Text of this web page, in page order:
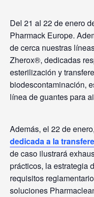
Del 21 al 22 de enero
Pharmack Europe.
de cerca nuestras
Zherox®, dedicadas
esterilización y
biodescontaminación,
línea de guantes para
Además, el 22 de
dedicada a la
de caso ilustrará
prácticos, la estrategia
requisitos
soluciones